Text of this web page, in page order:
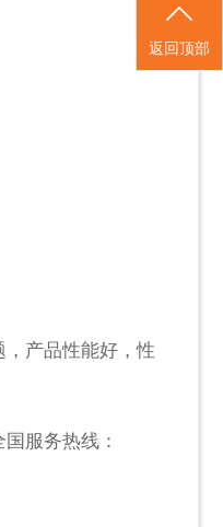
产品性能好，性
服务热线：
返回顶部